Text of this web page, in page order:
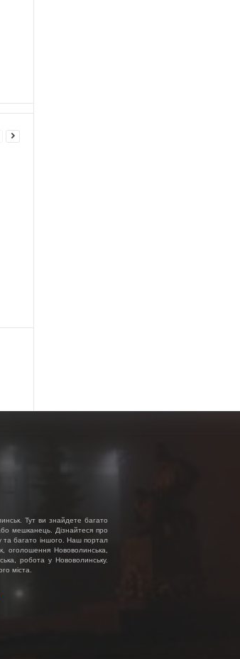
Тут ви знайдете багато
мешканець. Дізнайтеся про
та багато іншого. Наш портал
оголошення Нововолинська,
робота у Нововолинську.
міста.